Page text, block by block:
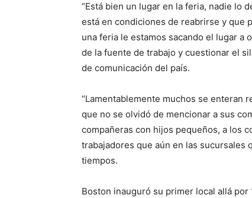
“Está bien un lugar en la feria, nadie lo
está en condiciones de reabrirse y que
una feria le estamos sacando el lugar a
de la fuente de trabajo y cuestionar el
de comunicación del país.
“Lamentablemente muchos se enteran
que no se olvidó de mencionar a sus
compañeras con hijos pequeños, a los
trabajadores que aún en las sucursales
tiempos.
Boston inauguró su primer local allá